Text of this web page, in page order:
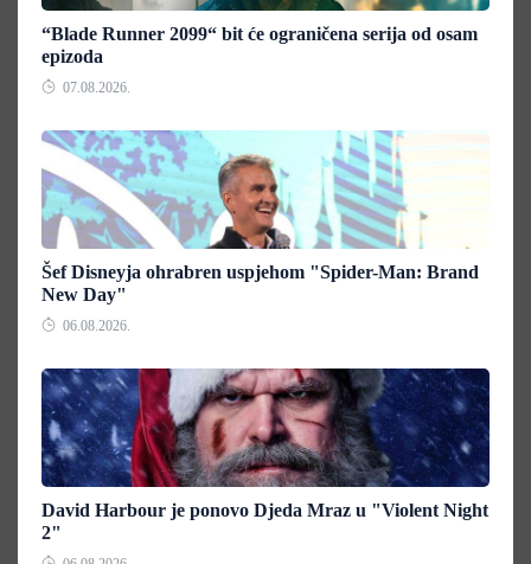
“Blade Runner 2099“ bit će ograničena serija od osam
epizoda
07.08.2026.
Šef Disneyja ohrabren uspjehom "Spider-Man: Brand
New Day"
06.08.2026.
David Harbour je ponovo Djeda Mraz u "Violent Night
2"